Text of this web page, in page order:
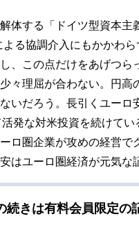
体する「ドイツ型資本主
よる協調介入にもかかわ
、この点だけをあげつら
々理屈が合わない。円
いだろう。長引くユーロ
発な対米投資を続けて
ロ圏企業が攻めの経営
はユーロ圏経済が元気な
続きは有料会員限定の